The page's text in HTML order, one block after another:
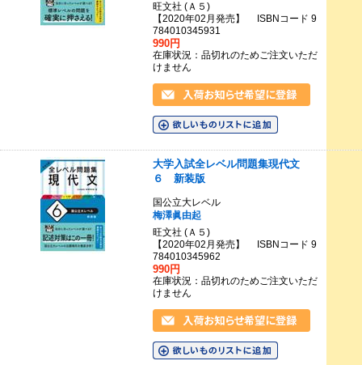
旺文社 (Ａ５)
【2020年02月発売】 ISBNコード 9
784010345931
990円
在庫状況：品切れのためご注文いただ
けません
大学入試全レベル問題集現代文
６ 新装版
国公立大レベル
梅澤眞由起
旺文社 (Ａ５)
【2020年02月発売】 ISBNコード 9
784010345962
990円
在庫状況：品切れのためご注文いただ
けません